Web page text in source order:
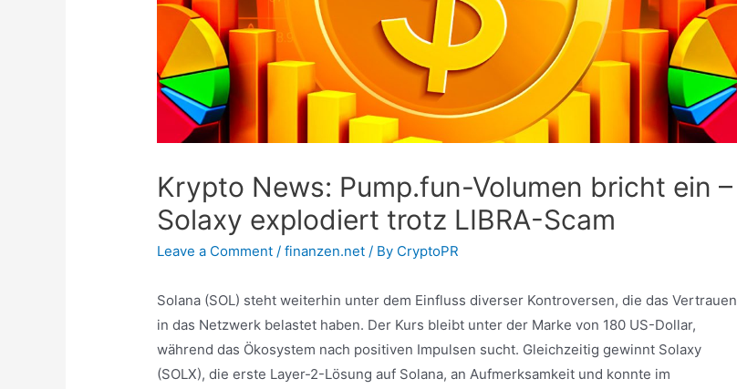
Krypto News: Pump.fun-Volumen bricht ein –
Solaxy explodiert trotz LIBRA-Scam
Leave a Comment /finanzen.net / By CryptoPR
Solana (SOL) steht weiterhin unter dem Einfluss diverser Kontroversen, die das Vertrauen
in das Netzwerk belastet haben. Der Kurs bleibt unter der Marke von 180 US-Dollar,
während das Ökosystem nach positiven Impulsen sucht. Gleichzeitig gewinnt Solaxy
(SOLX), die erste Layer-2-Lösung auf Solana, an Aufmerksamkeit und konnte im